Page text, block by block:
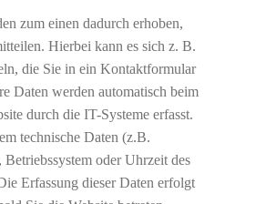
zum einen dadurch erhoben,
Hierbei kann es sich z. B.
die Sie in ein Kontaktformular
Daten werden automatisch beim
durch die IT-Systeme erfasst.
technische Daten (z.B.
Betriebssystem oder Uhrzeit des
Erfassung dieser Daten erfolgt